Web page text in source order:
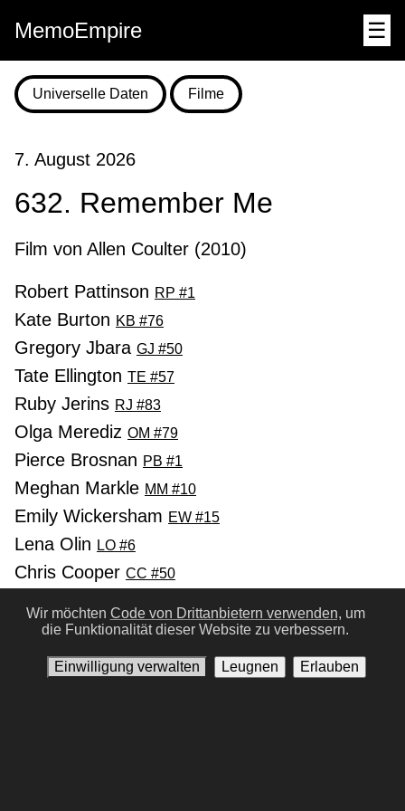
MemoEmpire ☰
Universelle Daten Filme
7. August 2026
632. Remember Me
Film von Allen Coulter (2010)
Robert Pattinson RP #1
Kate Burton KB #76
Gregory Jbara GJ #50
Tate Ellington TE #57
Ruby Jerins RJ #83
Olga Merediz OM #79
Pierce Brosnan PB #1
Meghan Markle MM #10
Emily Wickersham EW #15
Lena Olin LO #6
Chris Cooper CC #50
Peyton ListPL #24
Emilie de RavinER #34
Wir möchten Code von Drittanbietern verwenden, um
die Funktionalität dieser Website zu verbessern.
Einwilligung verwalten Leugnen Erlauben